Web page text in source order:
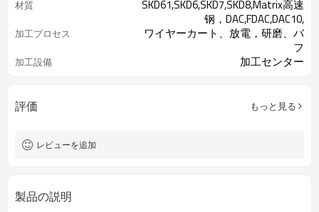
材質
SKD61,SKD6,SKD7,SKD8,Matrix高速
钢，DAC,FDAC,DAC10,
加工プロセス
ワイヤーカート、放電，研磨、バ
フ
加工設備 加工センター
評価 もっと見る
レビューを追加
製品の説明